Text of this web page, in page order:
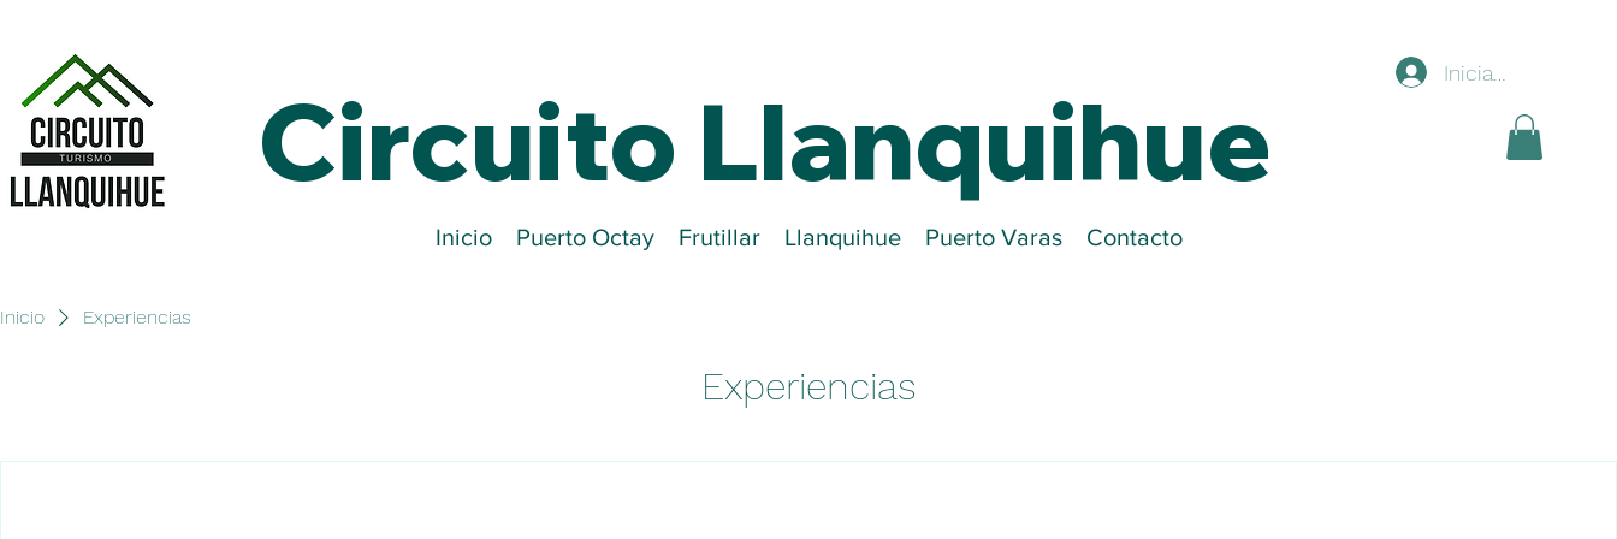
Circuito Llanquihue
Iniciar sesión
Inicio Puerto Octay Frutillar Llanquihue Puerto Varas Contacto
Inicio Experiencias
Experiencias